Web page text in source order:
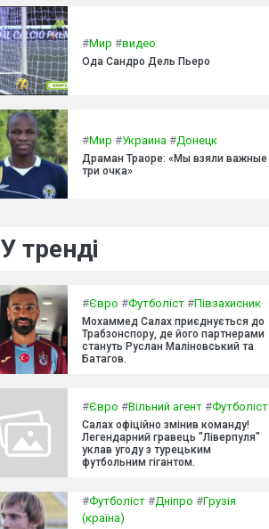
#Мир #видео
Ода Сандро Дель Пьеро
#Мир #Украина #Донецк
Драман Траоре: «Мы взяли важные
три очка»
У тренді
#Євро #Футболіст #Півзахисник
Мохаммед Салах приєднується до
Трабзонспору, де його партнерами
стануть Руслан Маліновський та
Батагов.
#Євро #Вільний агент #Футболіст
Салах офіційно змінив команду!
Легендарний гравець "Ліверпуля"
уклав угоду з турецьким
футбольним гігантом.
#Футболіст #Дніпро #Грузія
(країна)